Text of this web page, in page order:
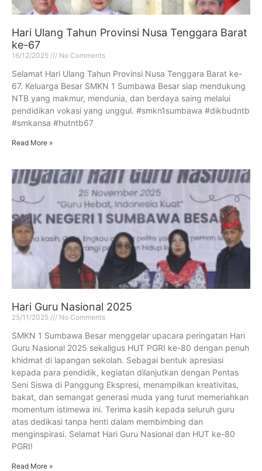
Hari Ulang Tahun Provinsi Nusa Tenggara Barat
ke-67
16/12/2025 No Comments
Selamat Hari Ulang Tahun Provinsi Nusa Tenggara Barat ke-
67. Keluarga Besar SMKN 1 Sumbawa Besar siap mendukung
NTB yang makmur, mendunia, dan berdaya saing melalui
pendidikan vokasi yang unggul. #smkn1sumbawa #dikbudntb
#smkansa #hutntb67
Read More »
Hari Guru Nasional 2025
25/11/2025 No Comments
SMKN 1 Sumbawa Besar menggelar upacara peringatan Hari
Guru Nasional 2025 sekaligus HUT PGRI ke-80 dengan penuh
khidmat di lapangan sekolah. Sebagai bentuk apresiasi
kepada para pendidik, kegiatan dilanjutkan dengan Pentas
Seni Siswa di Panggung Ekspresi, menampilkan kreativitas,
bakat, dan semangat generasi muda yang turut memeriahkan
momentum istimewa ini. Terima kasih kepada seluruh guru
atas dedikasi tanpa henti dalam membimbing dan
menginspirasi. Selamat Hari Guru Nasional dan HUT ke-80
PGRI!
Read More »